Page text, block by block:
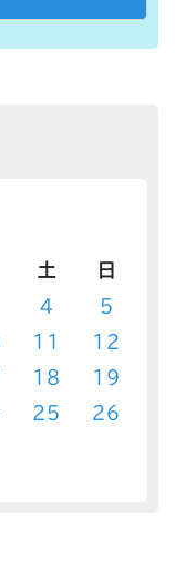
土
日
4
5
11
12
18
19
25
26